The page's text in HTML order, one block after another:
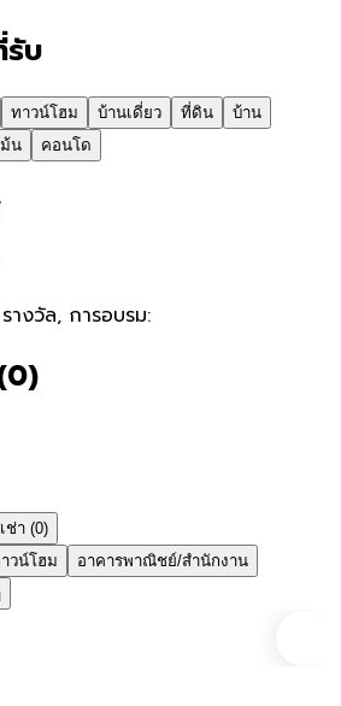
รับ
ทาวน์โฮม บ้านเดี่ยว ที่ดิน
บ้าน
น คอนโด
างวัล, การอบรม:
0)
ช่า (0)
วน์โฮม
อาคารพาณิชย์/สำนักงาน